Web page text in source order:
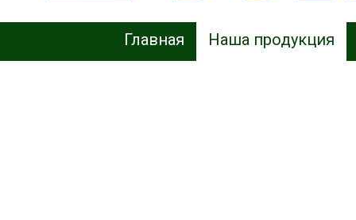
Главная Наша продукция